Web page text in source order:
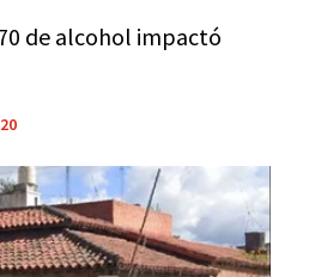
de alcohol impactó